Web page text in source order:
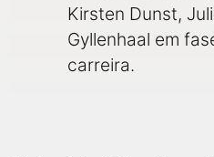
Kirsten Dunst,
Gyllenhaal em
carreira.